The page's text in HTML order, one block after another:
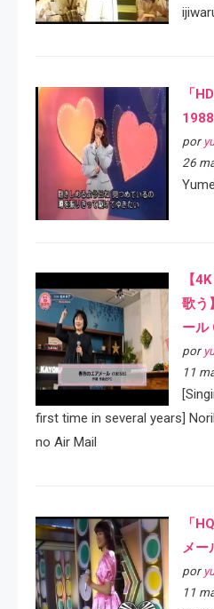
「
por
26
【
歌う
ール
por
11
first time in several years]
no Air Mail
「
メ
por
11